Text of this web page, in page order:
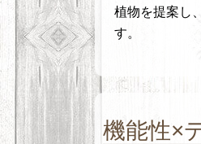
植物を提案し
す。
機能性×